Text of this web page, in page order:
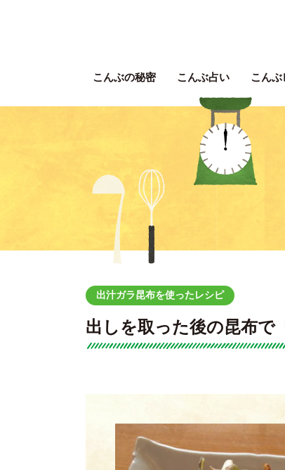
こんぶの秘密 こんぶ占い こん
出汁ガラ昆布を使ったレシピ
出しを取った後の昆布で